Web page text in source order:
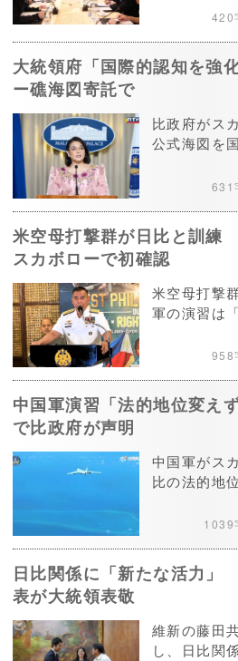
420
大統領府「国際的認知を強
ー礁海図寄託で
比政府がス
公式海図を
631
米空母打撃群が日比と訓練
スカボローで初確認
米空母打撃
軍の演習は
958
中国軍演習「法的地位変
で比政府が声明
中国軍がス
比の法的地
1039
日比関係に「新たな活力
表が大統領表敬
維新の藤田
し、日比関